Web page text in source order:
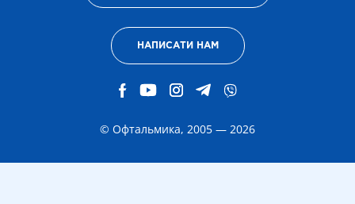
НАПИСАТИ НАМ
© Офтальмика, 2005 — 2026